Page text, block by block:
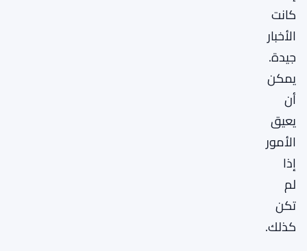
كانت
الأخبار
جيدة.
يمكن
أن
يعيق
الأمور
إذا
لم
تكن
كذلك.